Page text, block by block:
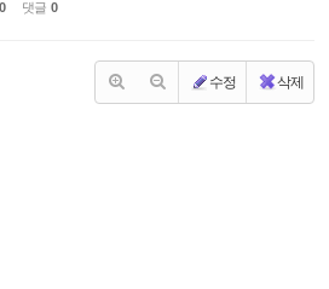
0 댓글 0
수정 삭제